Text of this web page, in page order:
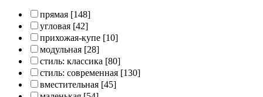
прямая [148]
угловая [42]
прихожая-купе [10]
модульная [28]
стиль: классика [80]
стиль: современная [130]
вместительная [45]